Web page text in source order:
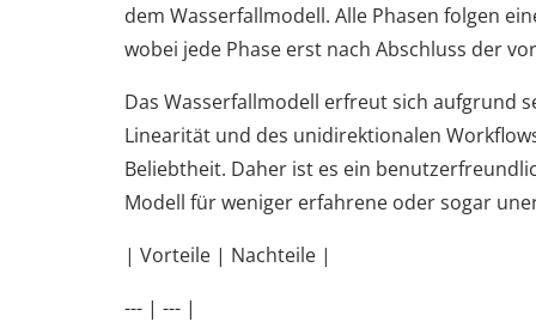
dem Wasserfallmodell. Alle Phasen folgen
wobei jede Phase erst nach Abschluss der
Das Wasserfallmodell erfreut sich aufgrund
Linearität und des unidirektionalen
Beliebtheit. Daher ist es ein
Modell für weniger erfahrene oder sogar
| Vorteile | Nachteile |
--- | --- |